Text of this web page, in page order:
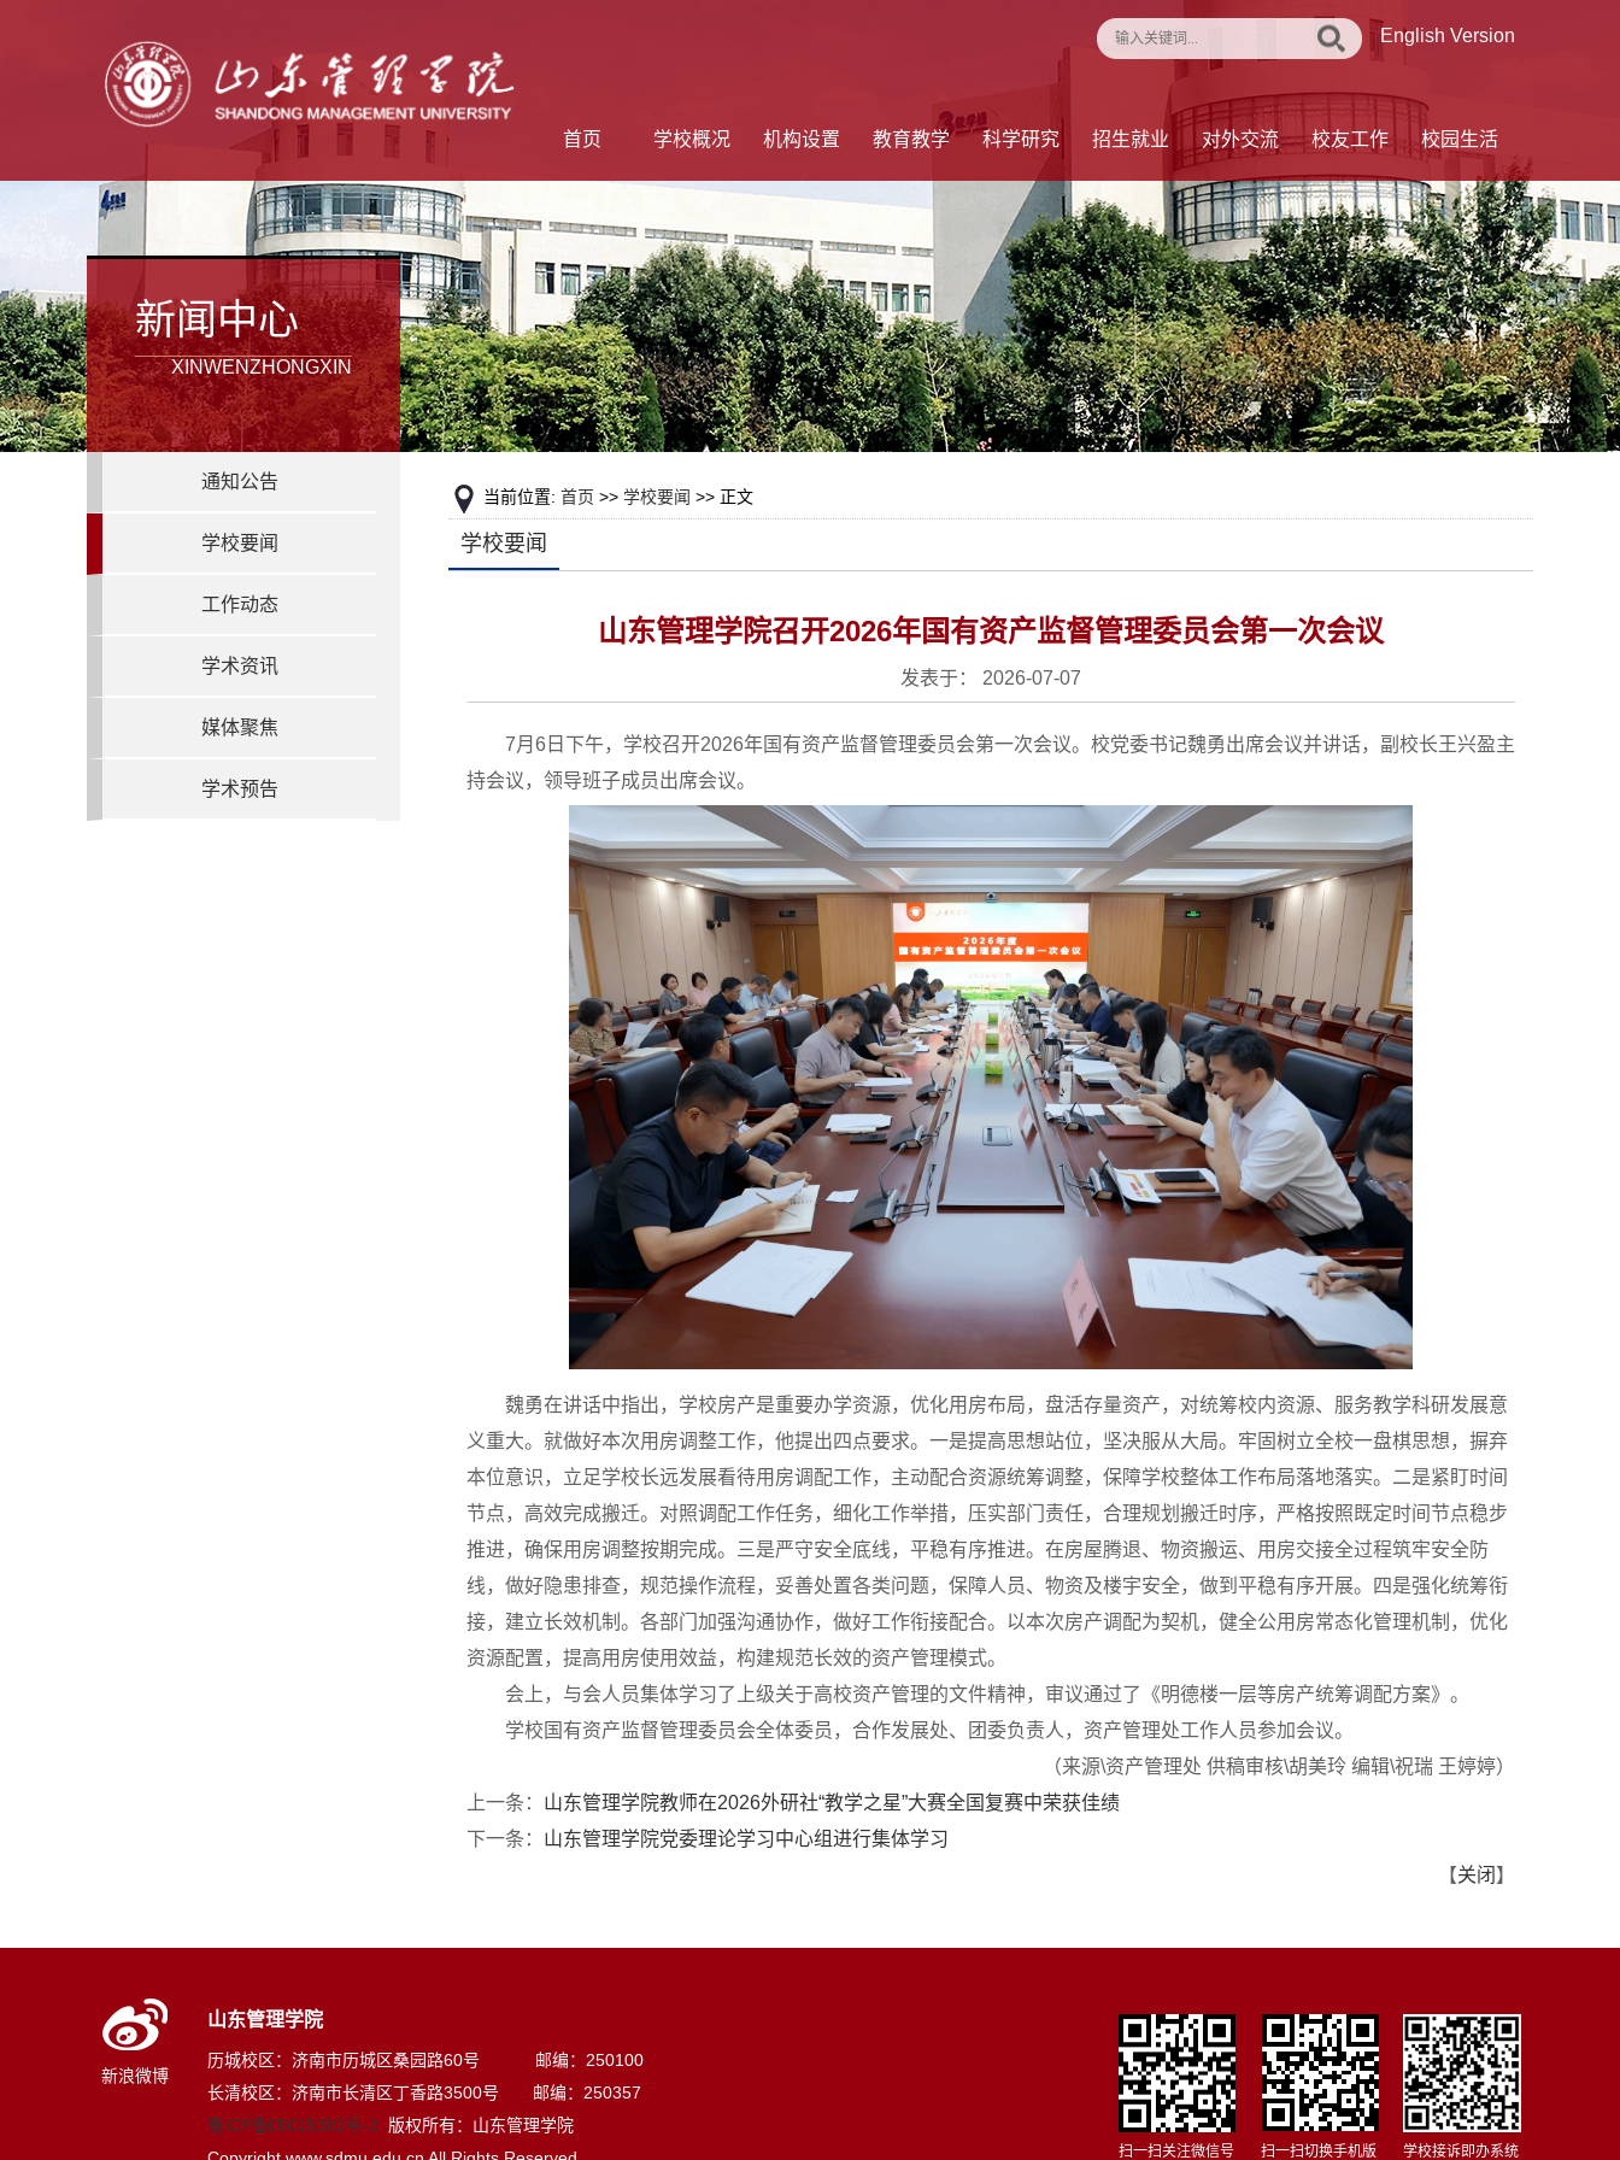
English Version
首页 学校概况 机构设置 教育教学 科学研究 招生就业 对外交流 校友工作 校园生活
新闻中心
XINWENZHONGXIN
通知公告
学校要闻
工作动态
学术资讯
媒体聚焦
学术预告
当前位置: 首页 >> 学校要闻 >> 正文
学校要闻
山东管理学院召开2026年国有资产监督管理委员会第一次会议
发表于： 2026-07-07
7月6日下午，学校召开2026年国有资产监督管理委员会第一次会议。校党委书记魏勇出席会议并讲话，副校长王兴盈主
持会议，领导班子成员出席会议。
魏勇在讲话中指出，学校房产是重要办学资源，优化用房布局，盘活存量资产，对统筹校内资源、服务教学科研发展意
义重大。就做好本次用房调整工作，他提出四点要求。一是提高思想站位，坚决服从大局。牢固树立全校一盘棋思想，摒弃
本位意识，立足学校长远发展看待用房调配工作，主动配合资源统筹调整，保障学校整体工作布局落地落实。二是紧盯时间
节点，高效完成搬迁。对照调配工作任务，细化工作举措，压实部门责任，合理规划搬迁时序，严格按照既定时间节点稳步
推进，确保用房调整按期完成。三是严守安全底线，平稳有序推进。在房屋腾退、物资搬运、用房交接全过程筑牢安全防
线，做好隐患排查，规范操作流程，妥善处置各类问题，保障人员、物资及楼宇安全，做到平稳有序开展。四是强化统筹衔
接，建立长效机制。各部门加强沟通协作，做好工作衔接配合。以本次房产调配为契机，健全公用房常态化管理机制，优化
资源配置，提高用房使用效益，构建规范长效的资产管理模式。
会上，与会人员集体学习了上级关于高校资产管理的文件精神，审议通过了《明德楼一层等房产统筹调配方案》。
学校国有资产监督管理委员会全体委员，合作发展处、团委负责人，资产管理处工作人员参加会议。
（来源\资产管理处 供稿审核\胡美玲 编辑\祝瑞 王婷婷）
上一条： 山东管理学院教师在2026外研社“教学之星”大赛全国复赛中荣获佳绩
下一条： 山东管理学院党委理论学习中心组进行集体学习
【关闭 】
新浪微博
山东管理学院
历城校区：济南市历城区桑园路60号 邮编：250100
长清校区：济南市长清区丁香路3500号 邮编：250357
鲁ICP备05015382号-2 版权所有：山东管理学院
扫一扫关注微信号 扫一扫切换手机版 学校接诉即办系统